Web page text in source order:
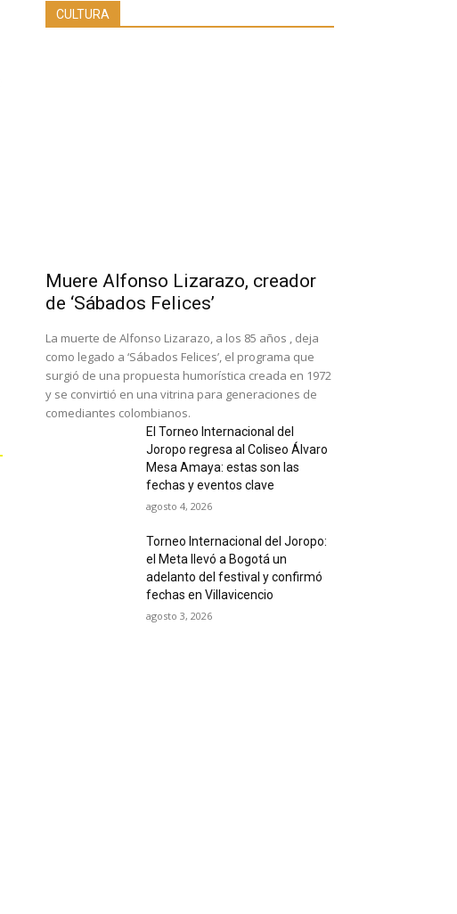
CULTURA
Muere Alfonso Lizarazo, creador
de ‘Sábados Felices’
La muerte de Alfonso Lizarazo, a los 85 años , deja
como legado a ‘Sábados Felices’, el programa que
surgió de una propuesta humorística creada en 1972
y se convirtió en una vitrina para generaciones de
comediantes colombianos.
El Torneo Internacional del
Joropo regresa al Coliseo Álvaro
Mesa Amaya: estas son las
fechas y eventos clave
agosto 4, 2026
Torneo Internacional del Joropo:
el Meta llevó a Bogotá un
adelanto del festival y confirmó
fechas en Villavicencio
agosto 3, 2026